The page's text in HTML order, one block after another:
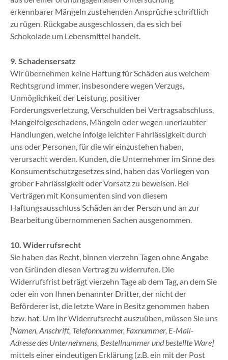
erkennbarer Mängeln zustehenden Ansprüche schriftlich
zu rügen. Rückgabe ausgeschlossen, da es sich bei
Schokolade um Lebensmittel handelt.
9. Schadensersatz
Wir übernehmen keine Haftung für Schäden aus welchem
Rechtsgrund immer, insbesondere wegen Verzugs,
Unmöglichkeit der Leistung, positiver
Forderungsverletzung, Verschulden bei Vertragsabschluss,
Mangelfolgeschadens, Mängeln oder wegen unerlaubter
Handlungen, welche infolge leichter Fahrlässigkeit durch
uns oder Personen, für die wir einzustehen haben,
verursacht werden. Kunden, die Unternehmer im Sinne des
Konsumentschutzgesetzes sind, haben das Vorliegen von
grober Fahrlässigkeit oder Vorsatz zu beweisen. Bei
Verträgen mit Konsumenten sind von diesem
Haftungsausschluss Schäden an der Person und an zur
Bearbeitung übernommenen Sachen ausgenommen.
10. Widerrufsrecht
Sie haben das Recht, binnen vierzehn Tagen ohne Angabe
von Gründen diesen Vertrag zu widerrufen. Die
Widerrufsfrist beträgt vierzehn Tage ab dem Tag, an dem Sie
oder ein von Ihnen benannter Dritter, der nicht der
Beförderer ist, die letzte Ware in Besitz genommen haben
bzw. hat. Um Ihr Widerrufsrecht auszuüben, müssen Sie uns
[Namen, Anschrift, Telefonnummer, Faxnummer, E-Mail-
Adresse des Unternehmens, Bestellnummer und bestellte Ware]
mittels einer eindeutigen Erklärung (z.B. ein mit der Post